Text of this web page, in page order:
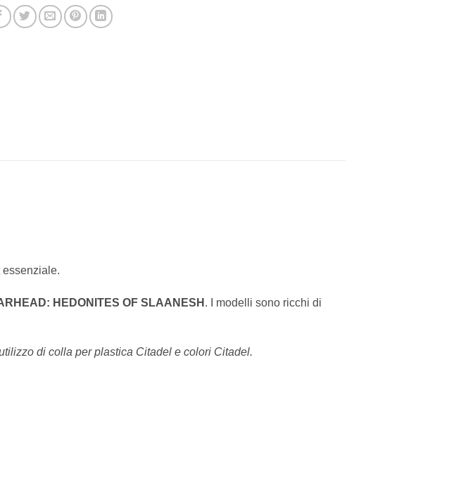
essenziale.
HEDONITES OF SLAANESH . I modelli sono ricchi di
di colla per plastica Citadel e colori Citadel.